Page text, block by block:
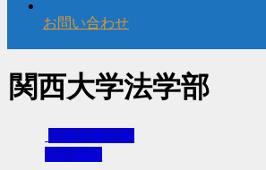
お問い合わせ
関西大学法学部
人生を振り返
る忘備録